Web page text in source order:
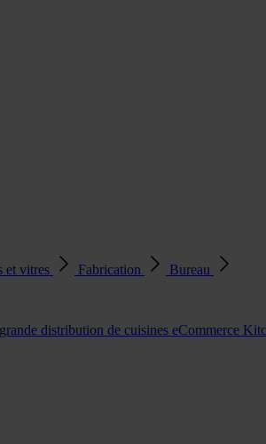
et vitres Fabrication
Bureau
distribution de cuisines eCommerce